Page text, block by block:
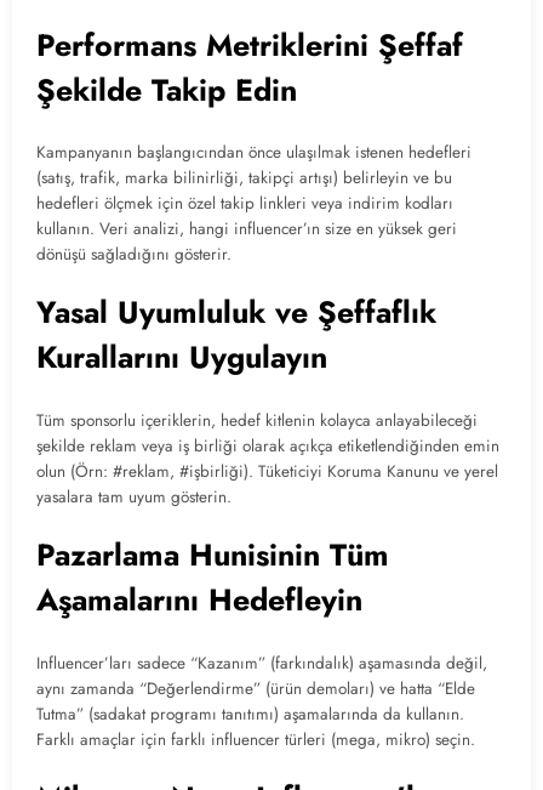
Performans Metriklerini Şeffaf
Şekilde Takip Edin
Kampanyanın başlangıcından önce ulaşılmak istenen hedefleri
(satış, trafik, marka bilinirliği, takipçi artışı) belirleyin ve bu
hedefleri ölçmek için özel takip linkleri veya indirim kodları
kullanın. Veri analizi, hangi influencer’ın size en yüksek geri
dönüşü sağladığını gösterir.
Yasal Uyumluluk ve Şeffaflık
Kurallarını Uygulayın
Tüm sponsorlu içeriklerin, hedef kitlenin kolayca anlayabileceği
şekilde reklam veya iş birliği olarak açıkça etiketlendiğinden emin
olun (Örn: #reklam, #işbirliği). Tüketiciyi Koruma Kanunu ve yerel
yasalara tam uyum gösterin.
Pazarlama Hunisinin Tüm
Aşamalarını Hedefleyin
Influencer’ları sadece “Kazanım” (farkındalık) aşamasında değil,
aynı zamanda “Değerlendirme” (ürün demoları) ve hatta “Elde
Tutma” (sadakat programı tanıtımı) aşamalarında da kullanın.
Farklı amaçlar için farklı influencer türleri (mega, mikro) seçin.